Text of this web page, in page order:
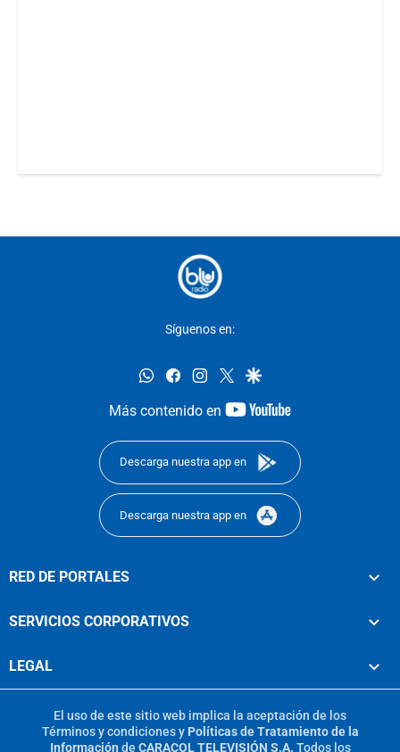
Síguenos en:
whatsappfacebookinstagram
twittergoogle
Más contenido en
youtube-
Descarga nuestra app en
Descarga nuestra app en
RED DE PORTALES
SERVICIOS CORPORATIVOS
LEGAL
El uso de este sitio web implica la aceptación de los
Términos y condicionesy Políticas de Tratamiento de la
Información de CARACOL TELEVISIÓN S.A. Todos los